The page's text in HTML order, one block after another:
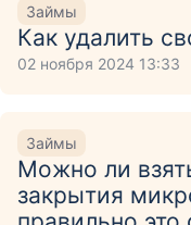
Займы
Как удалить
02 ноября 2024 13:33
Займы
Можно ли
закрытия